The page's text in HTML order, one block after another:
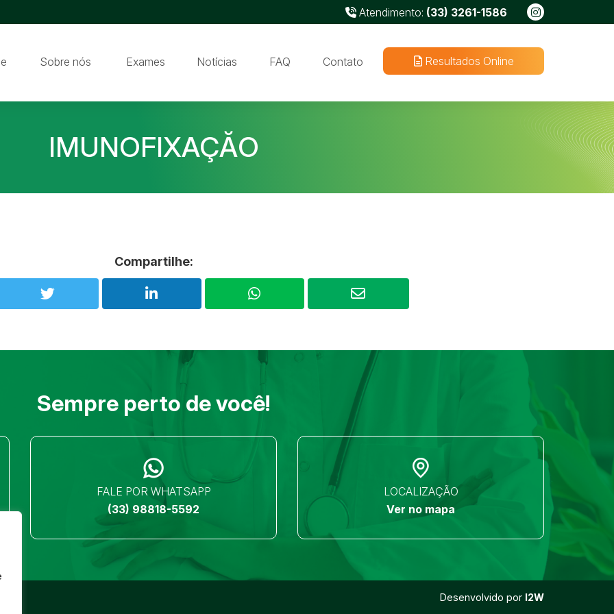
Atendimento: (33) 3261-1586
Sobre nós Exames Notícias FAQ Contato Resultados Online
IMUNOFIXAÇĂO
Compartilhe:
Sempre perto de você!
FALE POR WHATSAPP
(33) 98818-5592
LOCALIZAÇÃO
Ver no mapa
Desenvolvido por I2W